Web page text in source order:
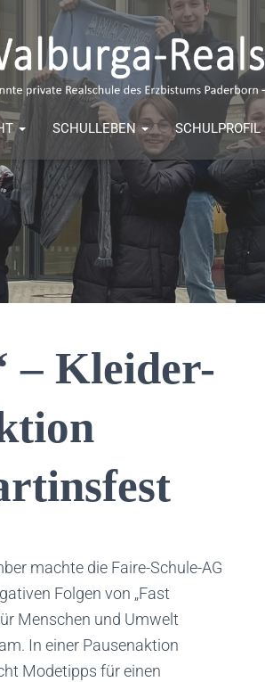
SCHULLEBEN SCHULPROFIL
– Kleider-
machte die Faire-Schule-AG
Folgen von „Fast
Menschen und Umwelt
In einer Pausenaktion
Modetipps für einen